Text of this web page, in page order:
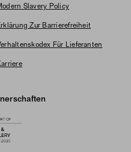
Slavery Policy
Zur Barrierefreiheit
Für Lieferanten